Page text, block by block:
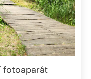
fotoaparát